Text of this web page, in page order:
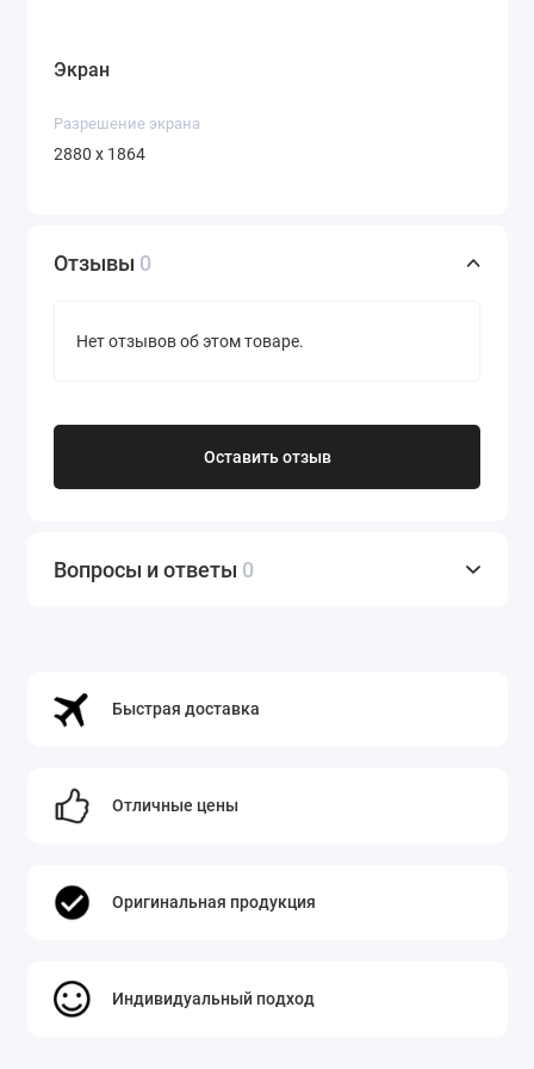
Экран
Разрешение экрана
2880 x 1864
Отзывы 0
Нет отзывов об этом товаре.
Оставить отзыв
Вопросы и ответы 0
Быстрая доставка
Отличные цены
Оригинальная продукция
Индивидуальный подход